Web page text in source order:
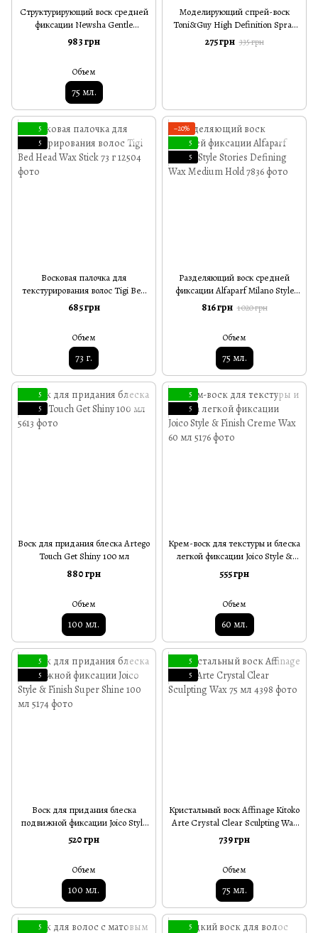
Структурирующий воск средней
фиксации Newsha Gentle
Structure Wax 75 мл
983 грн
Объем
75 мл.
Моделирующий спрей-воск
Toni&Guy High Definition Spray
Wax 150 мл
275 грн 335 грн
5
5
Восковая палочка для
текстурирования волос Tigi Bed
Head Wax Stick 73 г
685 грн
Объем
73 г.
−20%
5
5
Разделяющий воск средней
фиксации Alfaparf Milano Style
Stories Defining Wax Medium
816 грн 1 020 грн
Объем
75 мл.
5
5
Воск для придания блеска Artego
Touch Get Shiny 100 мл
880 грн
Объем
100 мл.
5
5
Крем-воск для текстуры и блеска
легкой фиксации Joico Style &
Finish Creme Wax 60 мл
555 грн
Объем
60 мл.
5
5
Воск для придания блеска
подвижной фиксации Joico Style
& Finish Super Shine 100 мл
520 грн
Объем
100 мл.
5
5
Кристальный воск Affinage Kitoko
Arte Crystal Clear Sculpting Wax
75 мл
739 грн
Объем
75 мл.
5 5